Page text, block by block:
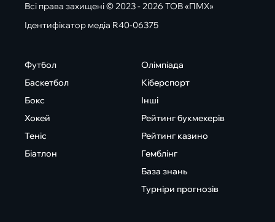
Всі права захищені © 2023 - 2026 ТОВ «ПМХ»
Ідентифікатор медіа R40-06375
Футбол
Баскетбол
Бокс
Хокей
Теніс
Біатлон
Олімпіада
Кіберспорт
Інші
Рейтинг букмекерів
Рейтинг казино
Гемблінг
База знань
Турніри прогнозів